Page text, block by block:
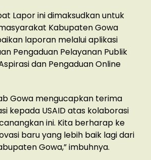
Lapor ini dimaksudkan untuk
Kabupaten Gowa
laporan melalui aplikasi
Pengaduan Pelayanan Publik
dan Pengaduan Online
Gowa mengucapkan terima
kepada USAID atas kolaborasi
ini. Kita berharap ke
baru yang lebih baik lagi dari
Gowa,” imbuhnya.